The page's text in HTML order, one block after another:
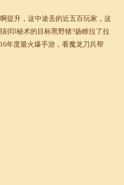
提升，这中途丢的近五百玩家，这
印秘术的目标黑野猪?扬睢拉了拉
年度最火爆手游，看魔龙刀兵帮